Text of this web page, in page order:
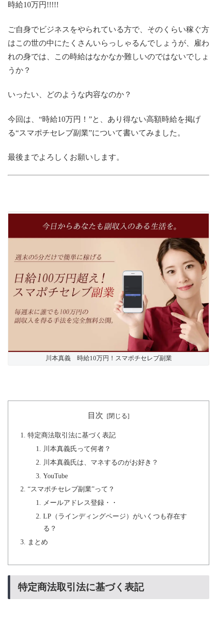
時給10万円!!!!!
ご自身でビジネスをやられている方で、そのくらい稼ぐ方
はこの世の中にたくさんいらっしゃるんでしょうが、雇わ
れの身では、この時給はなかなか難しいのではないでしょ
うか？
いったい、どのような内容なのか？
今回は、“時給10万円！”と、あり得ない高額時給を掲げ
る“スマポチセレブ副業”について書いてみました。
最後までよろしくお願いします。
川本真義 時給10万円！スマポチセレブ副業
目次
特定商法取引法に基づく表記
川本真義氏って何者？
川本真義氏は、マネするのがお好き？
YouTube
“スマポチセレブ副業”って？
メールアドレス登録・・
LP（ラインディングページ）がいくつも存在す
る？
まとめ
特定商法取引法に基づく表記